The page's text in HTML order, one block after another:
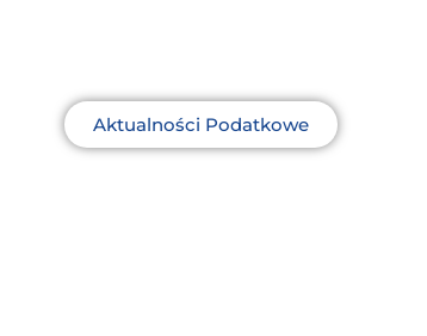
Aktualności Podatkowe